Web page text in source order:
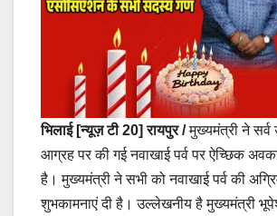
भिलाई [न्यूज़ टी 20]रायपुर /मुख्यमंत्री ने सर्व
आग्रह पर की गई नवाखाई पर्व पर ऐच्छिक
है। मुख्यमंत्री ने सभी को नवाखाई पर्व की
शुभकामनाएं दी है। उल्लेखनीय है मुख्यमंत्री